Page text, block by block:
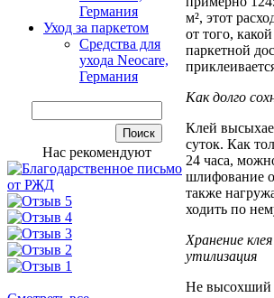
Германия
Уход за паркетом
Средства для
ухода Neocare,
Германия
Нас рекомендуют
м², этот
от того,
паркетной
Как долго
Клей
суток. Как
24 часа,
шлифование
также
ходить по
Хранение
утилизация
Не высохший